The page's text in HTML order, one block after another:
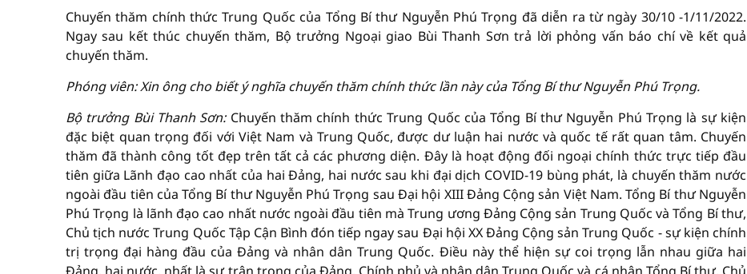
Chuyến thăm chính thức Trung Quốc của Tổng Bí thư Nguyễn Phú Trọng đã diễn ra từ ngày 30/10 -1/11/2022.
Ngay sau kết thúc chuyến thăm, Bộ trưởng Ngoại giao Bùi Thanh Sơn trả lời phỏng vấn báo chí về kết quả
chuyến thăm.
Phóng viên: Xin ông cho biết ý nghĩa chuyến thăm chính thức lần này của Tổng Bí thư Nguyễn Phú Trọng.
Bộ trưởng Bùi Thanh Sơn:Chuyến thăm chính thức Trung Quốc của Tổng Bí thư Nguyễn Phú Trọng là sự kiện
đặc biệt quan trọng đối với Việt Nam và Trung Quốc, được dư luận hai nước và quốc tế rất quan tâm. Chuyến
thăm đã thành công tốt đẹp trên tất cả các phương diện. Đây là hoạt động đối ngoại chính thức trực tiếp đầu
tiên giữa Lãnh đạo cao nhất của hai Đảng, hai nước sau khi đại dịch COVID-19 bùng phát, là chuyến thăm nước
ngoài đầu tiên của Tổng Bí thư Nguyễn Phú Trọng sau Đại hội XIII Đảng Cộng sản Việt Nam. Tổng Bí thư Nguyễn
Phú Trọng là lãnh đạo cao nhất nước ngoài đầu tiên mà Trung ương Đảng Cộng sản Trung Quốc và Tổng Bí thư,
Chủ tịch nước Trung Quốc Tập Cận Bình đón tiếp ngay sau Đại hội XX Đảng Cộng sản Trung Quốc - sự kiện chính
trị trọng đại hàng đầu của Đảng và nhân dân Trung Quốc. Điều này thể hiện sự coi trọng lẫn nhau giữa hai